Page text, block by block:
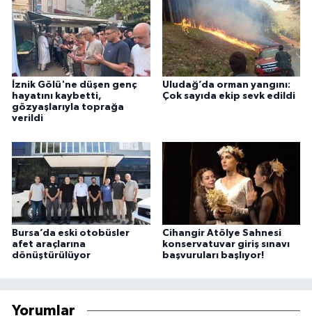
İznik Gölü'ne düşen genç
hayatını kaybetti,
gözyaşlarıyla toprağa
verildi
Uludağ’da orman yangını:
Çok sayıda ekip sevk edildi
Bursa’da eski otobüsler
afet araçlarına
dönüştürülüyor
Cihangir Atölye Sahnesi
konservatuvar giriş sınavı
başvuruları başlıyor!
Yorumlar